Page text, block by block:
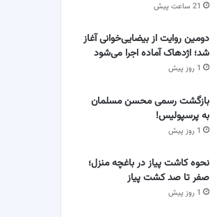
21 ساعت پیش
دومین روایت از بیضایی‌خوانی آغاز
شد؛ اژدهاک آماده اجرا می‌شود
1 روز پیش
بازگشت رسمی محسن مسلمان
به پرسپولیس!
1 روز پیش
نحوه کاشت پیاز در باغچه منزل؛
صفر تا صد کشت پیاز
1 روز پیش